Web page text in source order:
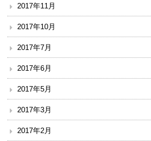
2017年11月
2017年10月
2017年7月
2017年6月
2017年5月
2017年3月
2017年2月